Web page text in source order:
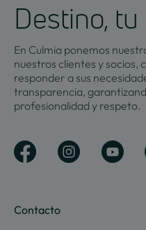
Destino, tu
En Culmia ponemos
nuestros clientes y socios,
responder a sus
transparencia,
profesionalidad y respeto.
Contacto